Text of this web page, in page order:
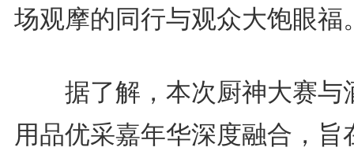
场观摩的同行与观众大饱眼福
据了解，本次厨神大赛与
用品优采嘉年华深度融合，旨